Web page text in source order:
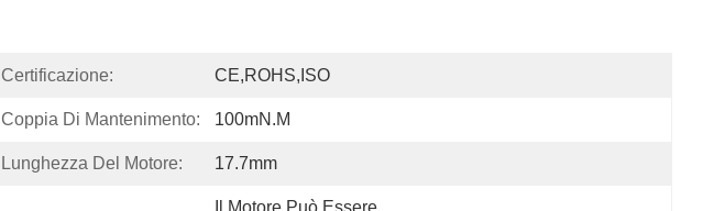
Certificazione: CE,ROHS,ISO
Coppia Di Mantenimento: 100mN.m
Lunghezza Del Motore: 17.7mm
Il Motore Può Essere